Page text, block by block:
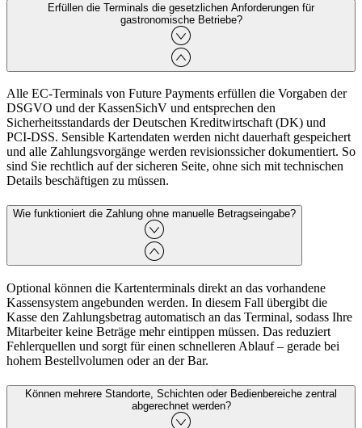
Erfüllen die Terminals die gesetzlichen Anforderungen für
gastronomische Betriebe?
Alle EC‑Terminals von Future Payments erfüllen die Vorgaben der
DSGVO und der KassenSichV und entsprechen den
Sicherheitsstandards der Deutschen Kreditwirtschaft (DK) und
PCI‑DSS. Sensible Kartendaten werden nicht dauerhaft gespeichert
und alle Zahlungsvorgänge werden revisionssicher dokumentiert. So
sind Sie rechtlich auf der sicheren Seite, ohne sich mit technischen
Details beschäftigen zu müssen.
Wie funktioniert die Zahlung ohne manuelle Betragseingabe?
Optional können die Kartenterminals direkt an das vorhandene
Kassensystem angebunden werden. In diesem Fall übergibt die
Kasse den Zahlungsbetrag automatisch an das Terminal, sodass Ihre
Mitarbeiter keine Beträge mehr eintippen müssen. Das reduziert
Fehlerquellen und sorgt für einen schnelleren Ablauf – gerade bei
hohem Bestellvolumen oder an der Bar.
Können mehrere Standorte, Schichten oder Bedienbereiche zentral
abgerechnet werden?